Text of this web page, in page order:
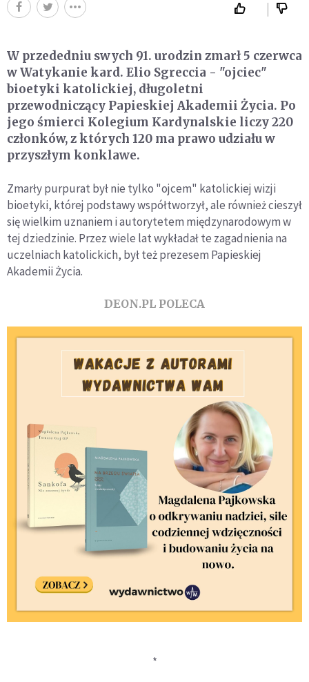
W przededniu swych 91. urodzin zmarł 5 czerwca
w Watykanie kard. Elio Sgreccia - "ojciec"
bioetyki katolickiej, długoletni
przewodniczący Papieskiej Akademii Życia. Po
jego śmierci Kolegium Kardynalskie liczy 220
członków, z których 120 ma prawo udziału w
przyszłym konklawe.
Zmarły purpurat był nie tylko "ojcem" katolickiej wizji
bioetyki, której podstawy współtworzył, ale również cieszył
się wielkim uznaniem i autorytetem międzynarodowym w
tej dziedzinie. Przez wiele lat wykładał te zagadnienia na
uczelniach katolickich, był też prezesem Papieskiej
Akademii Życia.
DEON.PL POLECA
*